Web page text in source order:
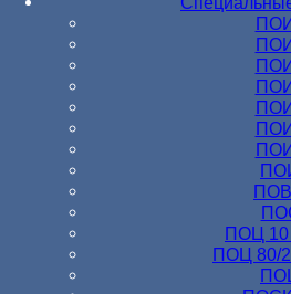
ПОЦ 10
ПОЦ 80/